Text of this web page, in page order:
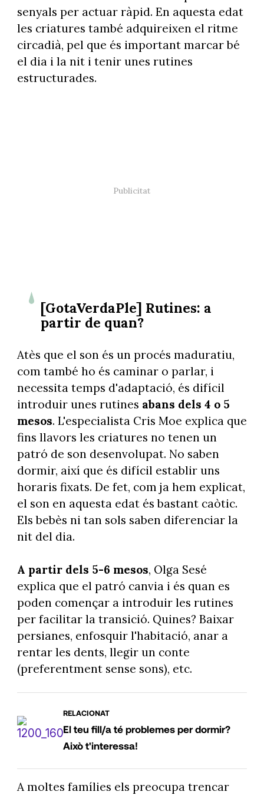
senyals per actuar ràpid. En aquesta edat
les criatures també adquireixen el ritme
circadià, pel que és important marcar bé
el dia i la nit i tenir unes rutines
estructurades.
[GotaVerdaPle] Rutines: a
partir de quan?
Atès que el son és un procés maduratiu,
com també ho és caminar o parlar, i
necessita temps d'adaptació, és difícil
introduir unes rutines abans dels 4 o 5
mesos. L'especialista Cris Moe explica que
fins llavors les criatures no tenen un
patró de son desenvolupat. No saben
dormir, així que és difícil establir uns
horaris fixats. De fet, com ja hem explicat,
el son en aquesta edat és bastant caòtic.
Els bebès ni tan sols saben diferenciar la
nit del dia.
A partir dels 5-6 mesos, Olga Sesé
explica que el patró canvia i és quan es
poden començar a introduir les rutines
per facilitar la transició. Quines? Baixar
persianes, enfosquir l'habitació, anar a
rentar les dents, llegir un conte
(preferentment sense sons), etc.
RELACIONAT
El teu fill/a té problemes per dormir?
Això t'interessa!
A moltes famílies els preocupa trencar